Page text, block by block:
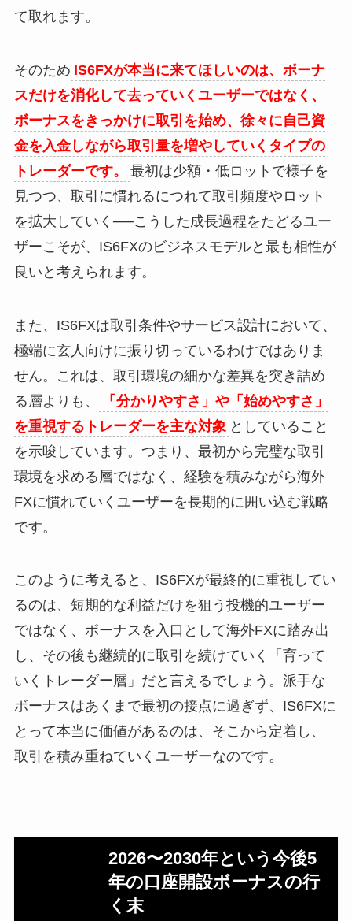
て取れます。
そのため IS6FXが本当に来てほしいのは、ボーナ
スだけを消化して去っていくユーザーではなく、
ボーナスをきっかけに取引を始め、徐々に自己資
金を入金しながら取引量を増やしていくタイプの
トレーダーです。
最初は少額・低ロットで様子を
見つつ、取引に慣れるにつれて取引頻度やロット
を拡大していく──こうした成長過程をたどるユー
ザーこそが、IS6FXのビジネスモデルと最も相性が
良いと考えられます。
また、IS6FXは取引条件やサービス設計において、
極端に玄人向けに振り切っているわけではありま
せん。これは、取引環境の細かな差異を突き詰め
る層よりも、
「分かりやすさ」や「始めやすさ」
を重視するトレーダーを主な対象 としていること
を示唆しています。つまり、最初から完璧な取引
環境を求める層ではなく、経験を積みながら海外
FXに慣れていくユーザーを長期的に囲い込む戦略
です。
このように考えると、IS6FXが最終的に重視してい
るのは、短期的な利益だけを狙う投機的ユーザー
ではなく、ボーナスを入口として海外FXに踏み出
し、その後も継続的に取引を続けていく「育って
いくトレーダー層」だと言えるでしょう。派手な
ボーナスはあくまで最初の接点に過ぎず、IS6FXに
とって本当に価値があるのは、そこから定着し、
取引を積み重ねていくユーザーなのです。
2026〜2030年という今後5
年の口座開設ボーナスの行
く末